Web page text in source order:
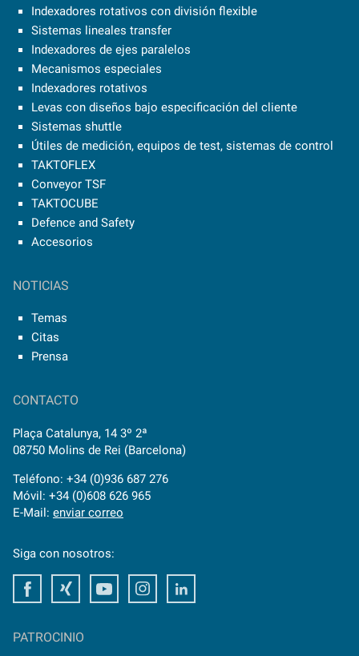
Indexadores rotativos con división flexible
Sistemas lineales transfer
Indexadores de ejes paralelos
Mecanismos especiales
Indexadores rotativos
Levas con diseños bajo especificación del cliente
Sistemas shuttle
Útiles de medición, equipos de test, sistemas de control
TAKTOFLEX
Conveyor TSF
TAKTOCUBE
Defence and Safety
Accesorios
NOTICIAS
Temas
Citas
Prensa
CONTACTO
Plaça Catalunya, 14 3º 2ª
08750 Molins de Rei (Barcelona)
Teléfono: +34 (0)936 687 276
Móvil: +34 (0)608 626 965
E-Mail: enviar correo
Siga con nosotros:
FacebookXing Youtube Instagram
PATROCINIO